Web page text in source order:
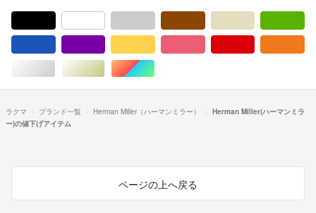
シルバー/銀色系ゴールド/金色系マルチカラー
ラクマ ブランド一覧 Herman Miller（ハーマンミラー）
Herman Miller(ハーマンミラ
ー)の値下げアイテム
ページの上へ戻る